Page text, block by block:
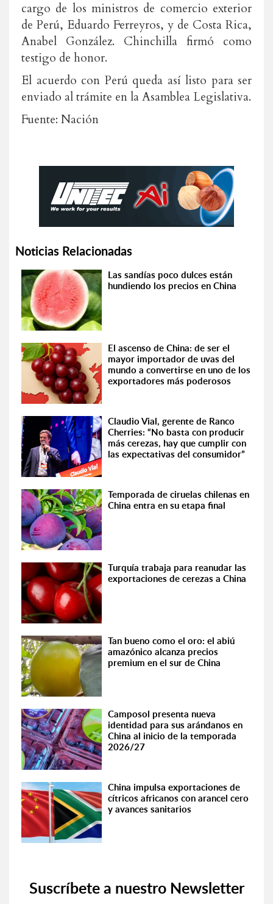
cargo de los ministros de comercio exterior
de Perú, Eduardo Ferreyros, y de Costa Rica,
Anabel González. Chinchilla firmó como
testigo de honor.
El acuerdo con Perú queda así listo para ser
enviado al trámite en la Asamblea Legislativa.
Fuente: Nación
Noticias Relacionadas
Las sandías poco dulces están
hundiendo los precios en China
El ascenso de China: de ser el
mayor importador de uvas del
mundo a convertirse en uno de los
exportadores más poderosos
Claudio Vial, gerente de Ranco
Cherries: “No basta con producir
más cerezas, hay que cumplir con
las expectativas del consumidor”
Temporada de ciruelas chilenas en
China entra en su etapa final
Turquía trabaja para reanudar las
exportaciones de cerezas a China
Tan bueno como el oro: el abiú
amazónico alcanza precios
premium en el sur de China
Camposol presenta nueva
identidad para sus arándanos en
China al inicio de la temporada
2026/27
China impulsa exportaciones de
cítricos africanos con arancel cero
y avances sanitarios
Suscríbete a nuestro Newsletter